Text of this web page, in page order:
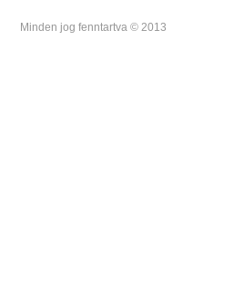
Minden jog fenntartva © 2013